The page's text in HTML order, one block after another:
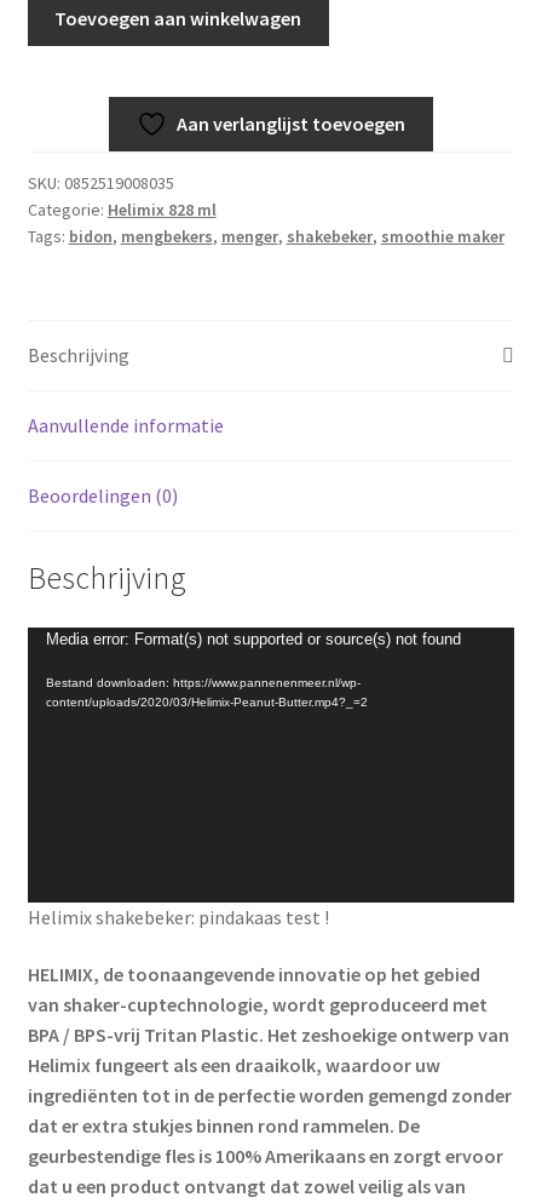
828ml
-
Kleur
-
blending
of
-
draagbare
workout
Cocktails,
en
Shakes
-
Bidon
is
vaatwasserbestendig
aantal
Toevoegen aan winkelwagen
Aan verlanglijst toevoegen
SKU: 0852519008035
Categorie: Helimix 828 ml
Tags: bidon, mengbekers, menger, shakebeker, smoothie maker
Beschrijving
Aanvullende informatie
Beoordelingen (0)
Beschrijving
Videospeler
Media error: Format(s) not supported or source(s) not found
Bestand downloaden: https://www.pannenenmeer.nl/wp-
content/uploads/2020/03/Helimix-Peanut-Butter.mp4?_=2
Helimix shakebeker: pindakaas test !
HELIMIX, de toonaangevende innovatie op het gebied
van shaker-cuptechnologie, wordt geproduceerd met
BPA / BPS-vrij Tritan Plastic. Het zeshoekige ontwerp van
Helimix fungeert als een draaikolk, waardoor uw
ingrediënten tot in de perfectie worden gemengd zonder
dat er extra stukjes binnen rond rammelen. De
geurbestendige fles is 100% Amerikaans en zorgt ervoor
dat u een product ontvangt dat zowel veilig als van